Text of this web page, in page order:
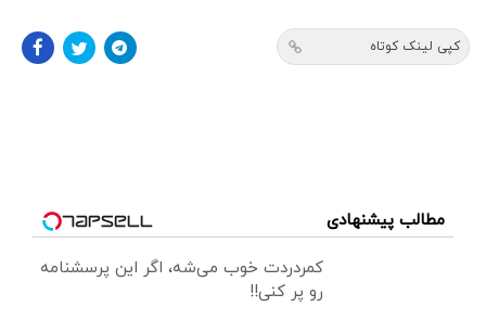
کپی لینک کوتاه
مطالب پیشنهادی
کمردردت خوب می‌شه، اگر این پرسشنامه
رو پر کنی!!